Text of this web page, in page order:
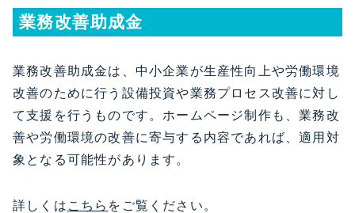
業務改善助成金
業務改善助成金は、中小企業が生産性向上や労働環境
改善のために行う設備投資や業務プロセス改善に対し
て支援を行うものです。ホームページ制作も、業務改
善や労働環境の改善に寄与する内容であれば、適用対
象となる可能性があります。
詳しくは こちら をご覧ください。